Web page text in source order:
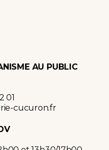
AU PUBLIC
01
cucuron.fr